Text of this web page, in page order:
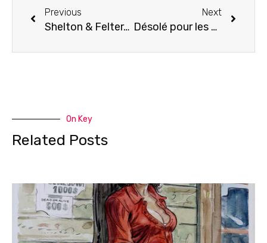
Previous
Shelton & Felter- La couverture
Next
Désolé pour les pourriels !
On Key
Related Posts